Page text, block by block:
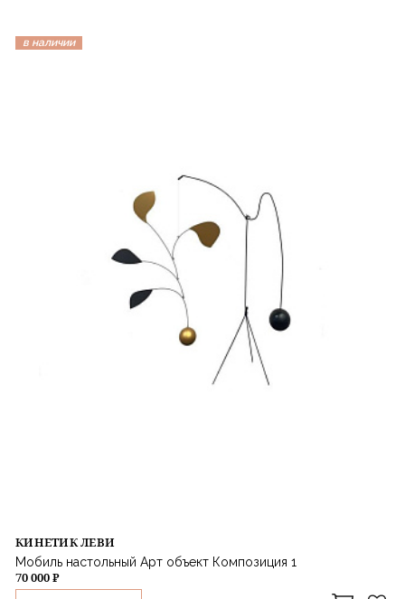
в наличии
КИНЕТИК ЛЕВИ
Мобиль настольный Арт объект Композиция 1
70 000 ₽